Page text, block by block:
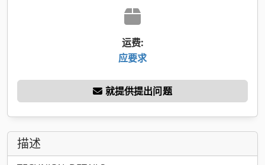
运费:
应要求
就提供提出问题
描述